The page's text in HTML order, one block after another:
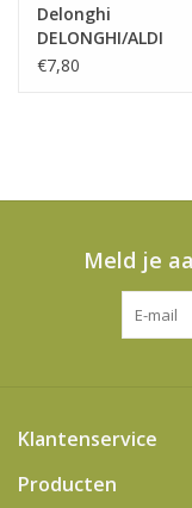
Delonghi
DELONGHI/ALDI
IROBOT 2711/2712
€7,80
Meld je
Klantenservice
Producten